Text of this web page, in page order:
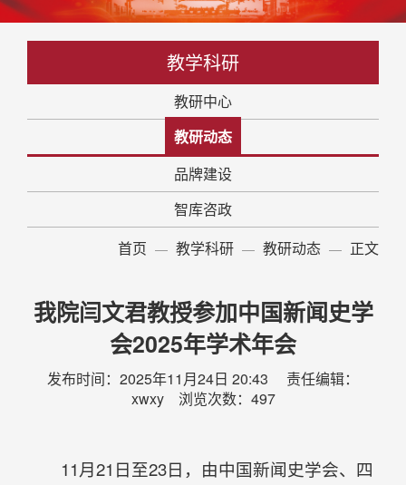
教学科研
教研中心
教研动态
品牌建设
智库咨政
首页
教学科研 教研动态 正文
我院闫文君教授参加中国新闻史学
会2025年学术年会
发布时间：2025年11月24日 20:43 责任编辑：
xwxy 浏览次数： 497
11月21日至23日，由中国新闻史学会、四